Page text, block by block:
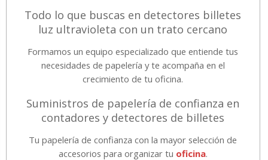
Todo lo que buscas en detectores billetes
luz ultravioleta con un trato cercano
Formamos un equipo especializado que entiende tus
necesidades de papelería y te acompaña en el
crecimiento de tu oficina.
Suministros de papelería de confianza en
contadores y detectores de billetes
Tu papelería de confianza con la mayor selección de
accesorios para organizar tu oficina.